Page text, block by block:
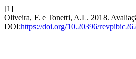
[1]
Oliveira, F. e Tonetti, A.L. 2018.
DOI:https://doi.org/10.20396/